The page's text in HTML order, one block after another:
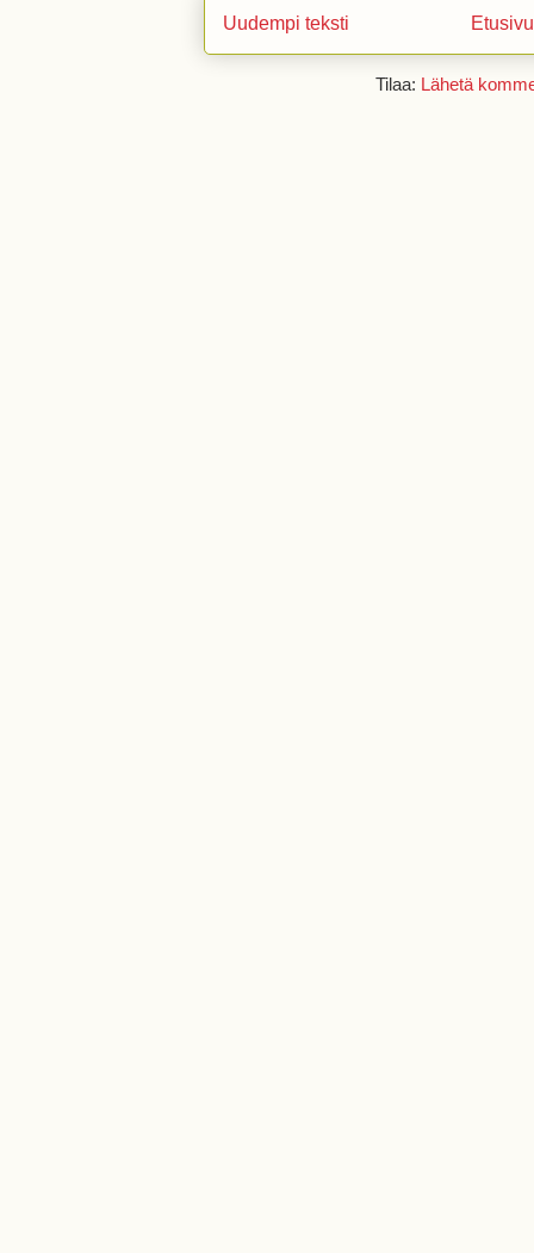
Uudempi teksti Etusivu
Tilaa: Lähetä